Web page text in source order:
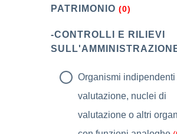
PATRIMONIO (0)
-CONTROLLI E RILIEVI
Organismi indipendenti
valutazione, nuclei di
valutazione o altri